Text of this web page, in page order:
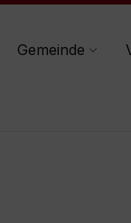
Gemeinde